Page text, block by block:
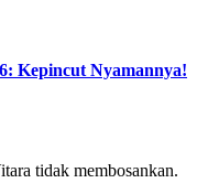
Kepincut Nyamannya!
tidak membosankan.